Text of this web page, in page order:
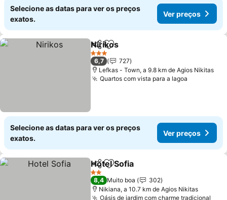
Selecione as datas para ver os preços
exatos.
Ver preços
PartilharAdicionar aos favoritos
Nirikos
3 Estrelas
6,7
727
Lefkas - Town, a 9.8 km de Agios Nikitas
Quartos com vista para a lagoa
Selecione as datas para ver os preços
exatos.
Ver preços
PartilharAdicionar aos favoritos
Hotel Sofia
2 Estrelas
8,4 Muito boa
302
Nikiana, a 10.7 km de Agios Nikitas
Oásis de jardim com charme tradicional